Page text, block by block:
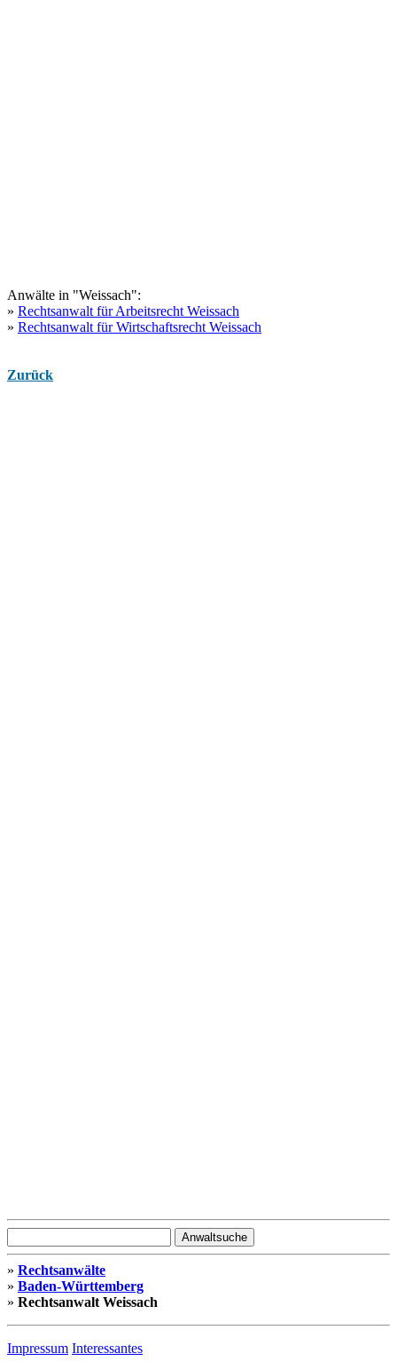
Anwälte in "Weissach":
» Rechtsanwalt für Arbeitsrecht Weissach
» Rechtsanwalt für Wirtschaftsrecht Weissach
Zurück
» Rechtsanwälte
» Baden-Württemberg
» Rechtsanwalt Weissach
Impressum Interessantes